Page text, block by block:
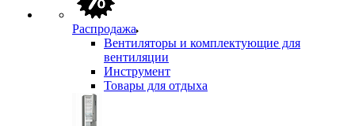
Распродажа
Вентиляторы и комплектующие для
вентиляции
Инструмент
Товары для отдыха